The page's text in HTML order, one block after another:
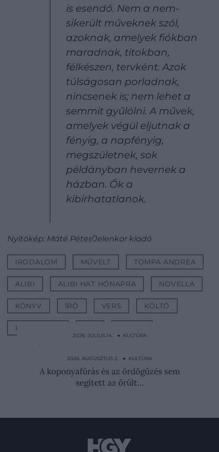
is esendő. Nem a nem-
sikerült műveknek szól,
azoknak, amelyek fiókban
maradnak, titokban,
félkészen, tervként. Azok
túlságosan porladnak,
nincsenek is; nem lehet a
semmit gyűlölni. A művek,
amelyek végül eljutnak a
fényig, a napfényig,
megszületnek, sok
példányban hevernek a
házban. Ők a
kibírhatatlanok.
Nyitókép: Máté Péter/Jelenkor kiadó
IRODALOM MŰVELT TOMPA ANDREA
ALIBI ALIBI HAT HÓNAPRA NOVELLA
KÖNYV ÍRÓ VERS KÖLTŐ
KÖLTEMÉNY
2026. JÚLIUS 14. ● KULTÚRA
A lázadó örökösnő, aki rózsaszínre festette
a haját és…
2026. AUGUSZTUS 2. ● KULTÚRA
A koponyafúrás és az ördögűzés sem
segített az őrült…